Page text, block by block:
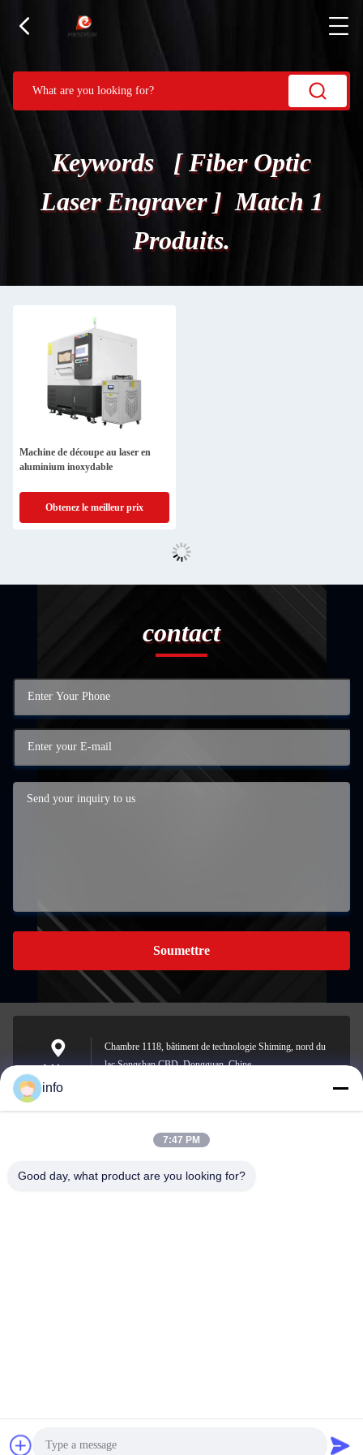
Keywords [ Fiber Optic
Laser Engraver ] Match 1
Produits.
Machine de découpe au laser en
aluminium inoxydable
Obtenez le meilleur prix
contact
Soumettre
Address
Chambre 1118, bâtiment de technologie Shiming, nord du
lac Songshan CBD, Dongguan, Chine
info@gdpowerplus.com
Guangdong Powerplus General Equipment Co.,Ltd
info
7:47 PM
Good day, what product are you looking for?